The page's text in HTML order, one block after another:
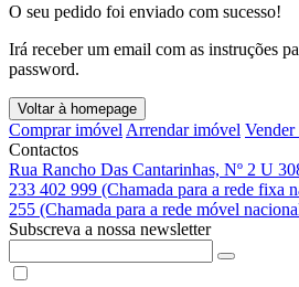
O seu pedido foi enviado com sucesso!
Irá receber um email com as instruções
password.
Voltar à homepage
Comprar imóvel Arrendar imóvel
Contactos
Rua Rancho Das Cantarinhas, Nº 2 U
233 402 999 (Chamada para a rede fixa
255 (Chamada para a rede móvel
Subscreva a nossa newsletter